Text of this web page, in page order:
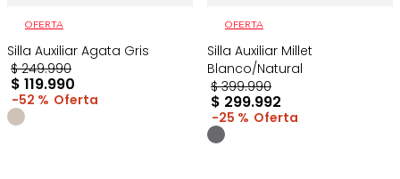
OFERTA
Silla Auxiliar Agata Gris
$ 249.990
$ 119.990
52 %
OFERTA
Silla Auxiliar Millet
Blanco/Natural
$ 399.990
$ 299.992
25 %